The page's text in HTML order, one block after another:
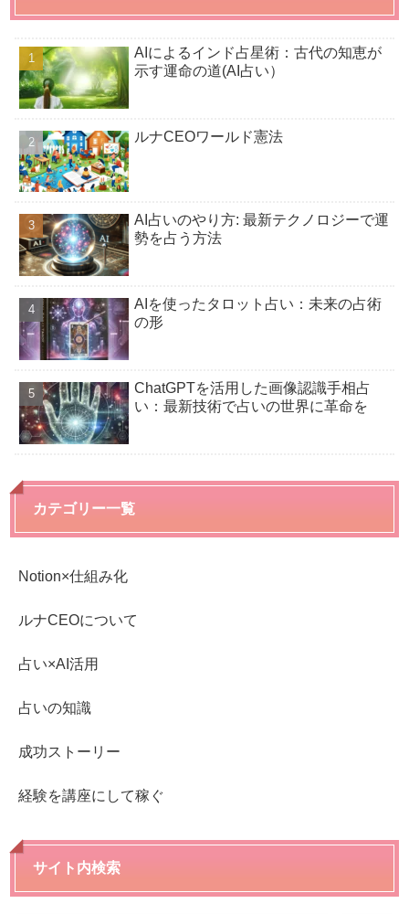
AIによるインド占星術：古代の知恵が
示す運命の道(AI占い）
ルナCEOワールド憲法
AI占いのやり方: 最新テクノロジーで運
勢を占う方法
AIを使ったタロット占い：未来の占術
の形
ChatGPTを活用した画像認識手相占
い：最新技術で占いの世界に革命を
カテゴリー一覧
Notion×仕組み化
ルナCEOについて
占い×AI活用
占いの知識
成功ストーリー
経験を講座にして稼ぐ
サイト内検索